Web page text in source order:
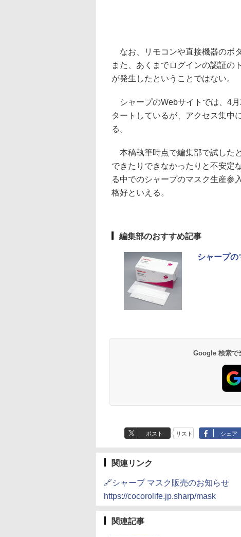
なお、リモコンや直接機器のボ
また、あくまでログインの認証の
が発生したということではない。
シャープのWebサイトでは、4
タートしているが、アクセス集中
る。
本稿執筆時点で編集部で試した
できたりできなかったりと不安定
る中でのシャープのマスク生産参
格好といえる。
編集部のおすすめ記事
シャープの
Google 検索で
ポスト リスト シェア
関連リンク
🔗シャープ マスク販売のお知らせ
https://cocorolife.jp.sharp/mask
関連記事